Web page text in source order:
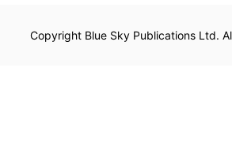
Copyright Blue Sky Publications Ltd.